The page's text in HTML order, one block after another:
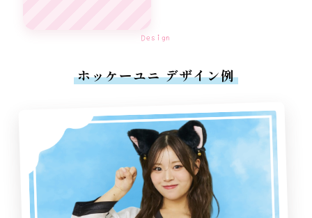
Design
ホッケーユニ デザイン例